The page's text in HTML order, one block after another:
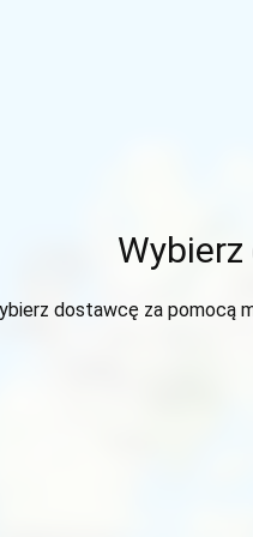
dostawcę za pomocą